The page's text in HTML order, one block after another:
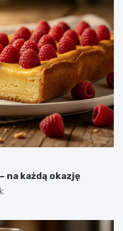
na każdą okazję